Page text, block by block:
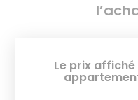
Le prix affiché